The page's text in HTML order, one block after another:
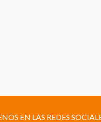
EN LAS REDES